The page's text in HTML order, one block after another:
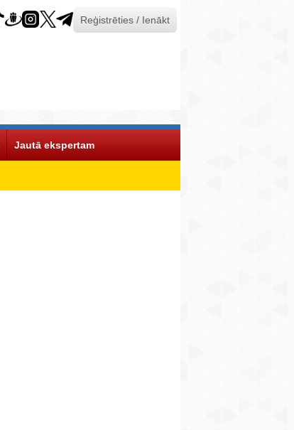
Reģistrēties / Ienākt
Jautā ekspertam